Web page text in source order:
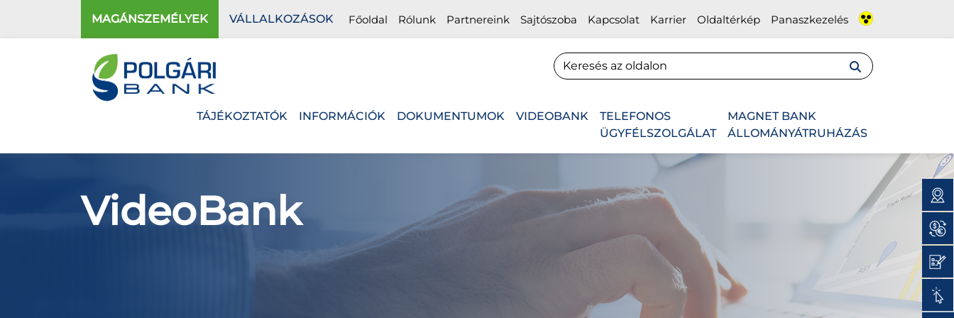
MAGÁNSZEMÉLYEK VÁLLALKOZÁSOK Főoldal Rólunk Partnereink Sajtószoba Kapcsolat Karrier Oldaltérkép Panaszkezelés
TÁJÉKOZTATÓK INFORMÁCIÓK DOKUMENTUMOK VIDEOBANK
TELEFONOS
ÜGYFÉLSZOLGÁLAT
MAGNET BANK
ÁLLOMÁNYÁTRUHÁZÁS
VideoBank